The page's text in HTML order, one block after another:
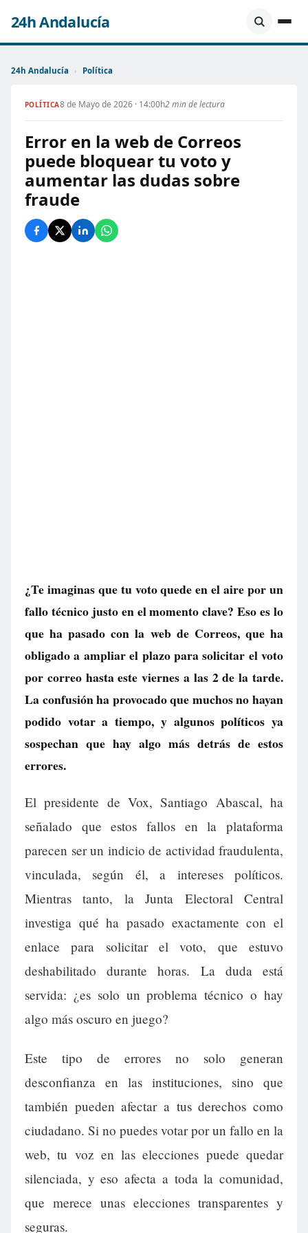
24h Andalucía
24h Andalucía › Política
POLÍTICA8 de Mayo de 2026 · 14:00h2 min de lectura
Error en la web de Correos
puede bloquear tu voto y
aumentar las dudas sobre
fraude
¿Te imaginas que tu voto quede en el aire por un
fallo técnico justo en el momento clave? Eso es lo
que ha pasado con la web de Correos, que ha
obligado a ampliar el plazo para solicitar el voto
por correo hasta este viernes a las 2 de la tarde.
La confusión ha provocado que muchos no hayan
podido votar a tiempo, y algunos políticos ya
sospechan que hay algo más detrás de estos
errores.
El presidente de Vox, Santiago Abascal, ha
señalado que estos fallos en la plataforma
parecen ser un indicio de actividad fraudulenta,
vinculada, según él, a intereses políticos.
Mientras tanto, la Junta Electoral Central
investiga qué ha pasado exactamente con el
enlace para solicitar el voto, que estuvo
deshabilitado durante horas. La duda está
servida: ¿es solo un problema técnico o hay
algo más oscuro en juego?
Este tipo de errores no solo generan
desconfianza en las instituciones, sino que
también pueden afectar a tus derechos como
ciudadano. Si no puedes votar por un fallo en la
web, tu voz en las elecciones puede quedar
silenciada, y eso afecta a toda la comunidad,
que merece unas elecciones transparentes y
seguras.